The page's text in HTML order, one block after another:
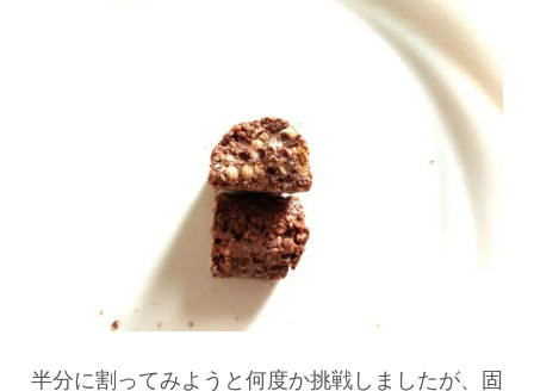
半分に割ってみようと何度か挑戦しましたが、固